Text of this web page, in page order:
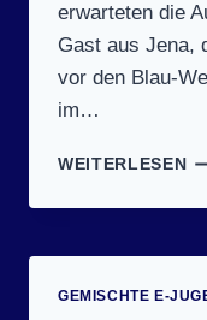
erwarteten die
Gast aus Jena,
vor den Blau-
im…
WEITERLESEN
GEMISCHTE E-